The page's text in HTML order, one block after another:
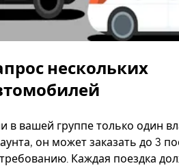
нескольких
в вашей группе только один
он может заказать до 3
Каждая поездка